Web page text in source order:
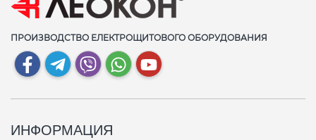
ПРОИЗВОДСТВО ЕЛЕКТРОЩИТОВОГО ОБОРУДОВАНИЯ
ИНФОРМАЦИЯ